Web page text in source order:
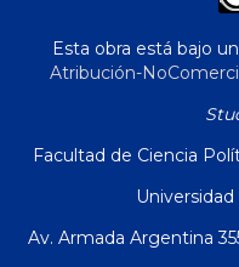
Esta obra está bajo
Atribución-
Facultad de Ciencia
Av. Armada Argentina